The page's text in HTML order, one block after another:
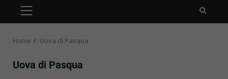
PRIMARY
MENU
Home Uova di Pasqua
Uova di Pasqua